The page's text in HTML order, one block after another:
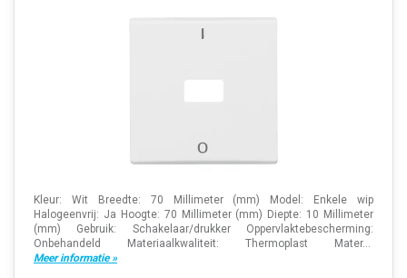
Kleur: Wit Breedte: 70 Millimeter (mm) Model: Enkele wip
Halogeenvrij: Ja Hoogte: 70 Millimeter (mm) Diepte: 10 Millimeter
(mm) Gebruik: Schakelaar/drukker Oppervlaktebescherming:
Onbehandeld Materiaalkwaliteit: Thermoplast Mater...
Meer informatie »